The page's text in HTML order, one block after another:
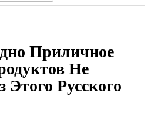
Приличное
Не
Этого Русского